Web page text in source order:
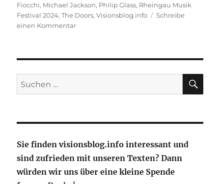
Fiocchi, Michael Jackson, Philip Glass, Rheingau Musik
Festival 2024,The Doors,Visionsblog.info
Schreibe
einen Kommentarzu
musikalisches
Suche
nach:
Sie finden visionsblog.info interessant und
sind zufrieden mit unseren Texten? Dann
würden wir uns über eine kleine Spende